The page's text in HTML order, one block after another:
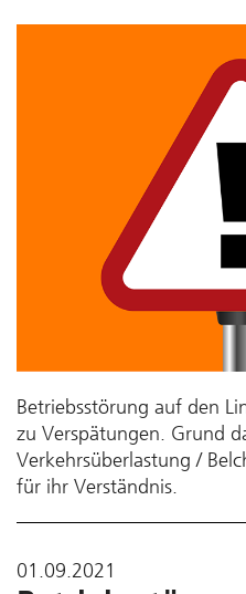
Betriebsstörung auf den
zu Verspätungen. Grund
Verkehrsüberlastung /
für ihr Verständnis.
01.09.2021